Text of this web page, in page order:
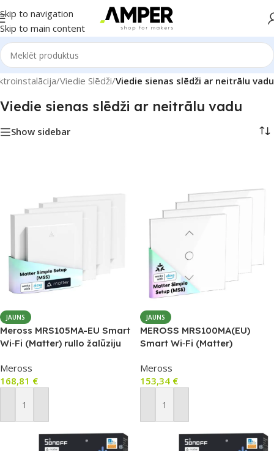
Skip to navigation
Skip to main content
/Viedie Slēdži/Viedie sienas slēdži ar neitrālu vadu
Viedie sienas slēdži ar neitrālu vadu
Show sidebar
JAUNS
Meross MRS105MA-EU Smart
Wi‑Fi (Matter) rullo žalūziju
Meross
168,81 €
Pievienot Grozam
JAUNS
MEROSS MRS100MA(EU)
Smart Wi‑Fi (Matter)
Meross
153,34 €
Pievienot Grozam